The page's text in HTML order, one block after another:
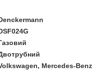
Mercedes-Benz